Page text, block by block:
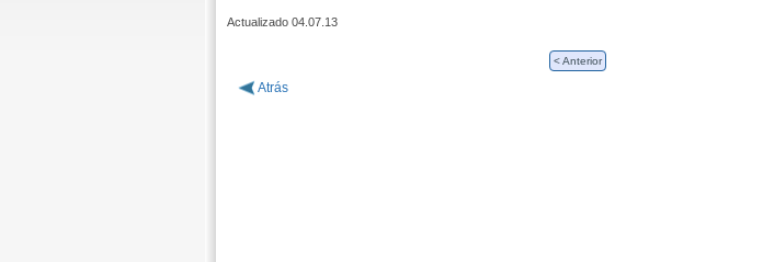
Actualizado 04.07.13
< Anterior
Atrás